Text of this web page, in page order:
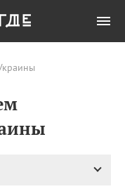
святителя
«мусорной еды»